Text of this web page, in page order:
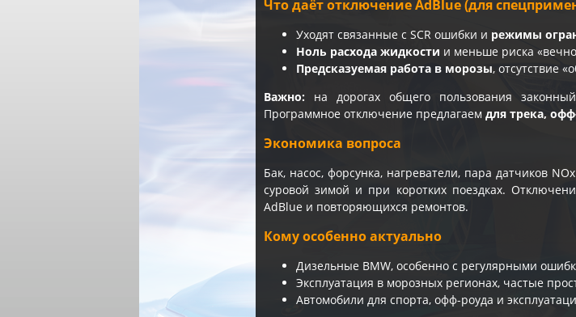
Что даёт отключение AdBlue (для
Уходят связанные с SCR ошибки и режимы
Ноль расхода жидкости и меньше риска
Предсказуемая работа в морозы, отсутствие
Важно: на дорогах общего пользования
Программное отключение предлагаем для трека,
Экономика вопроса
Бак, насос, форсунка, нагреватели, пара датчиков
суровой зимой и при коротких поездках.
AdBlue и повторяющихся ремонтов.
Кому особенно актуально
Дизельные BMW, особенно с регулярными
Эксплуатация в морозных регионах, частые
Автомобили для спорта, офф-роуда и